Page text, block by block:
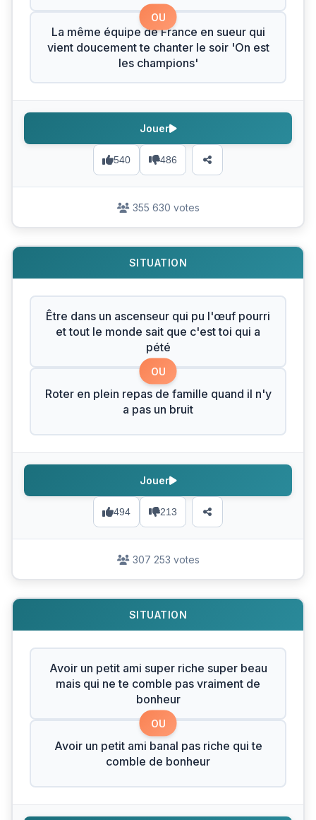
OU
La même équipe de France en sueur qui
vient doucement te chanter le soir 'On est
les champions'
540 486
Jouer
355 630 votes
SITUATION
Être dans un ascenseur qui pu l'œuf pourri
et tout le monde sait que c'est toi qui a
pété
OU
Roter en plein repas de famille quand il n'y
a pas un bruit
494 213
Jouer
307 253 votes
SITUATION
Avoir un petit ami super riche super beau
mais qui ne te comble pas vraiment de
bonheur
OU
Avoir un petit ami banal pas riche qui te
comble de bonheur